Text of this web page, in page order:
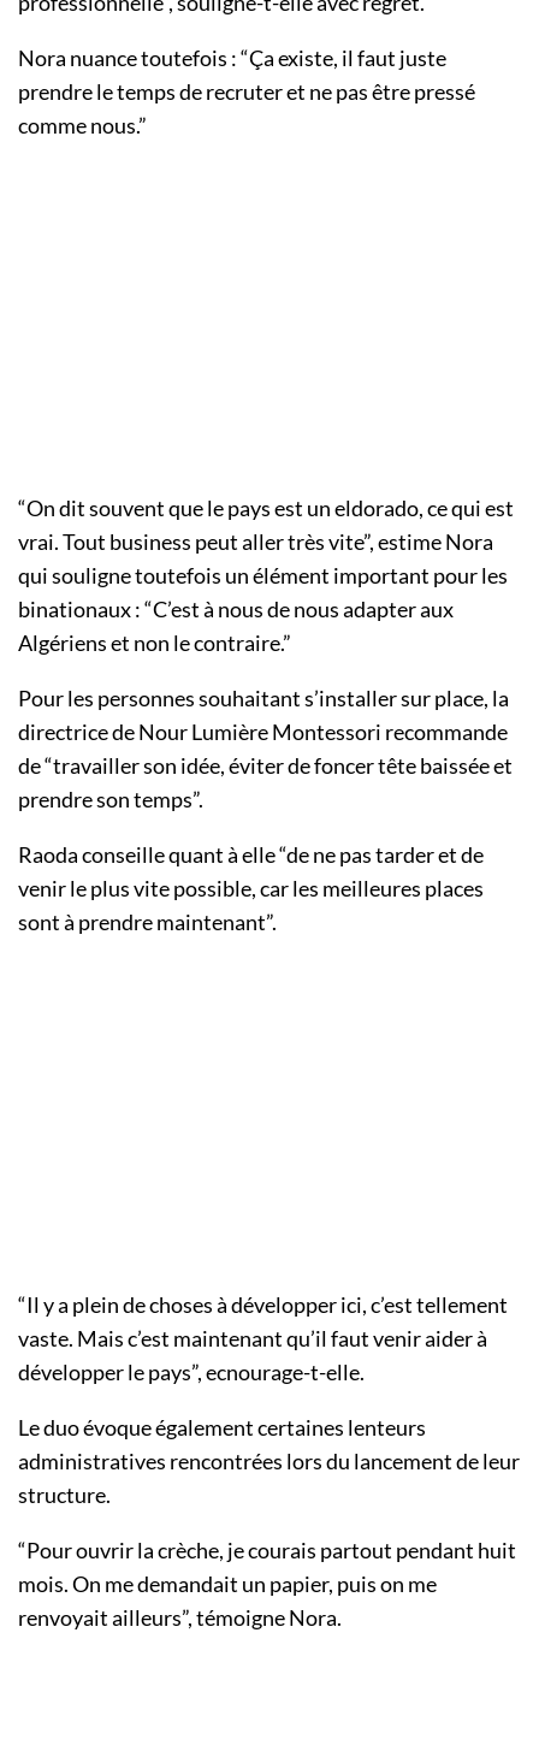
Nora nuance toutefois : “Ça existe, il faut juste
prendre le temps de recruter et ne pas être pressé
comme nous.”
“On dit souvent que le pays est un eldorado, ce qui est
vrai. Tout business peut aller très vite”, estime Nora
qui souligne toutefois un élément important pour les
binationaux : “C’est à nous de nous adapter aux
Algériens et non le contraire.”
Pour les personnes souhaitant s’installer sur place, la
directrice de Nour Lumière Montessori recommande
de “travailler son idée, éviter de foncer tête baissée et
prendre son temps”.
Raoda conseille quant à elle “de ne pas tarder et de
venir le plus vite possible, car les meilleures places
sont à prendre maintenant”.
“Il y a plein de choses à développer ici, c’est tellement
vaste. Mais c’est maintenant qu’il faut venir aider à
développer le pays”, ecnourage-t-elle.
Le duo évoque également certaines lenteurs
administratives rencontrées lors du lancement de leur
structure.
“Pour ouvrir la crèche, je courais partout pendant huit
mois. On me demandait un papier, puis on me
renvoyait ailleurs”, témoigne Nora.